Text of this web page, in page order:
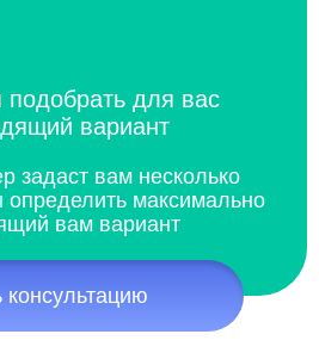
для вас
вариант
задаст вам несколько
определить максимально
вам вариант
консультацию